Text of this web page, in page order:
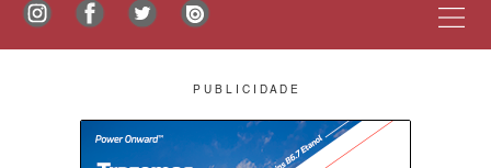
P U B L I C I D A D E